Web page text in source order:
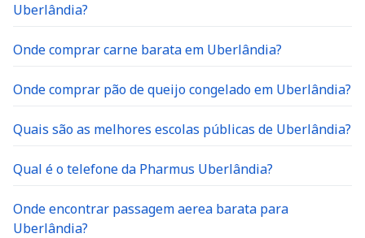
Uberlândia?
Onde comprar carne barata em Uberlândia?
Onde comprar pão de queijo congelado em Uberlândia?
Quais são as melhores escolas públicas de Uberlândia?
Qual é o telefone da Pharmus Uberlândia?
Onde encontrar passagem aerea barata para
Uberlândia?